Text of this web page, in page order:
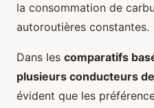
la consommation de
autoroutières constantes.
Dans les comparatifs
plusieurs conducteurs
évident que les